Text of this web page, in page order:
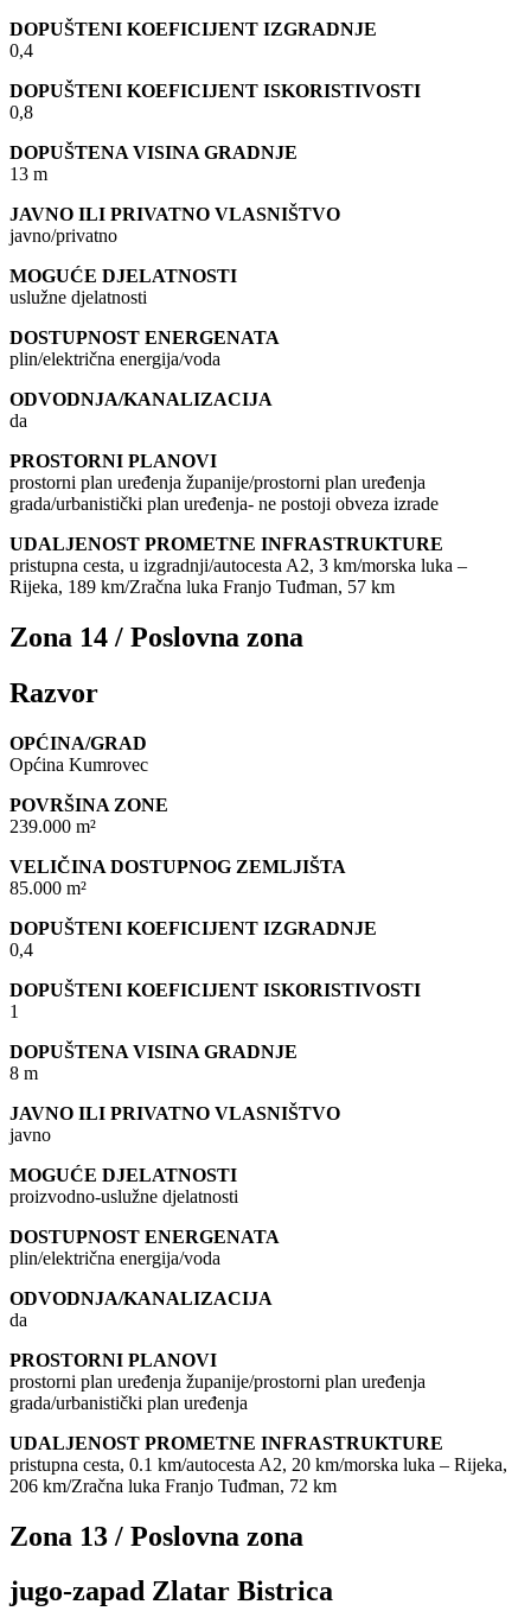
DOPUŠTENI KOEFICIJENT IZGRADNJE
0,4
DOPUŠTENI KOEFICIJENT ISKORISTIVOSTI
0,8
DOPUŠTENA VISINA GRADNJE
13 m
JAVNO ILI PRIVATNO VLASNIŠTVO
javno/privatno
MOGUĆE DJELATNOSTI
uslužne djelatnosti
DOSTUPNOST ENERGENATA
plin/električna energija/voda
ODVODNJA/KANALIZACIJA
da
PROSTORNI PLANOVI
prostorni plan uređenja županije/prostorni plan uređenja
grada/urbanistički plan uređenja- ne postoji obveza izrade
UDALJENOST PROMETNE INFRASTRUKTURE
pristupna cesta, u izgradnji/autocesta A2, 3 km/morska luka –
Rijeka, 189 km/Zračna luka Franjo Tuđman, 57 km
Zona 14 / Poslovna zona
Razvor
OPĆINA/GRAD
Općina Kumrovec
POVRŠINA ZONE
239.000 m²
VELIČINA DOSTUPNOG ZEMLJIŠTA
85.000 m²
DOPUŠTENI KOEFICIJENT IZGRADNJE
0,4
DOPUŠTENI KOEFICIJENT ISKORISTIVOSTI
1
DOPUŠTENA VISINA GRADNJE
8 m
JAVNO ILI PRIVATNO VLASNIŠTVO
javno
MOGUĆE DJELATNOSTI
proizvodno-uslužne djelatnosti
DOSTUPNOST ENERGENATA
plin/električna energija/voda
ODVODNJA/KANALIZACIJA
da
PROSTORNI PLANOVI
prostorni plan uređenja županije/prostorni plan uređenja
grada/urbanistički plan uređenja
UDALJENOST PROMETNE INFRASTRUKTURE
pristupna cesta, 0.1 km/autocesta A2, 20 km/morska luka – Rijeka,
206 km/Zračna luka Franjo Tuđman, 72 km
Zona 13 / Poslovna zona
jugo-zapad Zlatar Bistrica